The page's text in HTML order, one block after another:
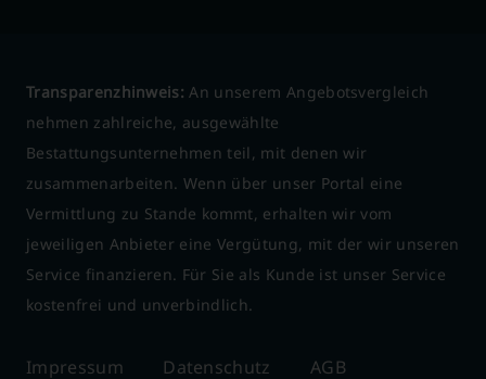
Transparenzhinweis: An unserem Angebotsvergleich
nehmen zahlreiche, ausgewählte
Bestattungsunternehmen teil, mit denen wir
zusammenarbeiten. Wenn über unser Portal eine
Vermittlung zu Stande kommt, erhalten wir vom
jeweiligen Anbieter eine Vergütung, mit der wir unseren
Service finanzieren. Für Sie als Kunde ist unser Service
kostenfrei und unverbindlich.
Impressum Datenschutz AGB